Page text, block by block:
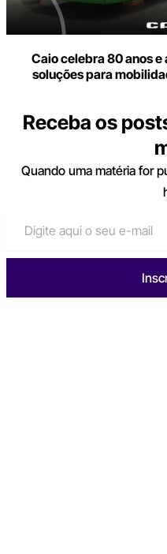
Caio celebra 80 anos
soluções para
Receba os
Quando uma matéria for